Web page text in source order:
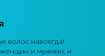
волос навсегда!
и мужчин, и